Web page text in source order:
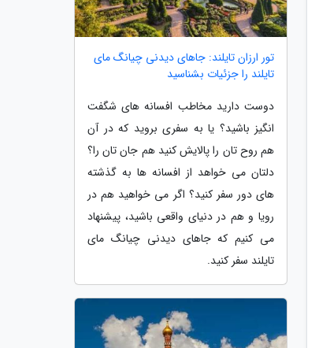
تور ارزان تایلند: جاهای دیدنی چیانگ مای
تایلند را جزئیات بشناسید
دوست دارید مخاطب افسانه های شگفت
انگیز باشید؟ یا به سفری بروید که در آن
هم روح تان را پالایش کنید هم جان تان را؟
دلتان می خواهد از افسانه ها به گذشته
های دور سفر کنید؟ اگر می خواهید هم در
رویا و هم در دنیای واقعی باشید، پیشنهاد
می کنیم که جاهای دیدنی چیانگ مای
تایلند سفر کنید.